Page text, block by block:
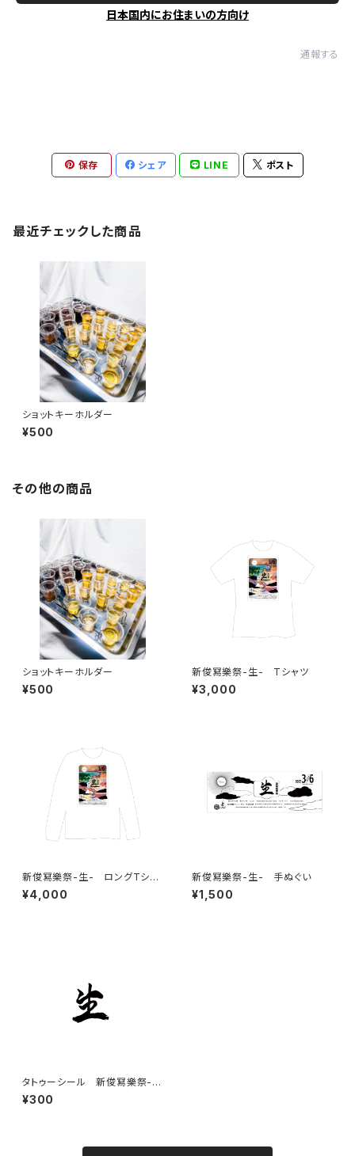
日本国内にお住まいの方向け
通報する
保存 シェア LINE ポスト
最近チェックした商品
ショットキーホルダー
¥500
その他の商品
ショットキーホルダー
¥500
新俊冩樂祭-生- Tシャツ
¥3,000
新俊冩樂祭-生- ロングTシャ
ツ
¥4,000
新俊冩樂祭-生- 手ぬぐい
¥1,500
タトゥーシール 新俊冩樂祭-
生-
¥300